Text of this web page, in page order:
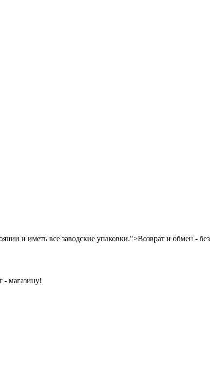
и иметь все заводские упаковки.">Возврат и обмен - без
- магазину!